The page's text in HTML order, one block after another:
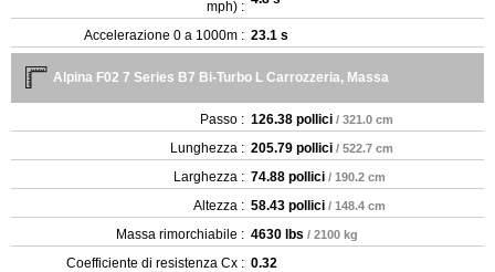
mph) :
Accelerazione 0 a 1000m : 23.1 s
Alpina F02 7 Series B7 Bi-Turbo L Carrozzeria, Massa
Passo : 126.38 pollici / 321.0 cm
Lunghezza : 205.79 pollici / 522.7 cm
Larghezza : 74.88 pollici / 190.2 cm
Altezza : 58.43 pollici / 148.4 cm
Massa rimorchiabile : 4630 lbs / 2100 kg
Coefficiente di resistenza Cx : 0.32